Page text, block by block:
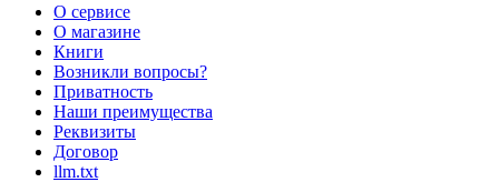
О сервисе
О магазине
Книги
Возникли вопросы?
Приватность
Наши преимущества
Реквизиты
Договор
llm.txt